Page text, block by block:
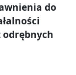
do
odrębnych